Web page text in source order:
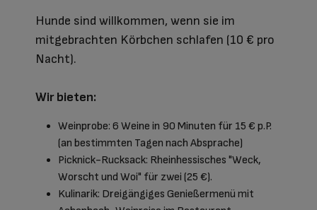
Hunde sind willkommen, wenn sie im
mitgebrachten Körbchen schlafen (10 € pro
Nacht).
Wir bieten:
Weinprobe: 6 Weine in 90 Minuten für 15 € p.P.
(an bestimmten Tagen nach Absprache)
Picknick-Rucksack: Rheinhessisches "Weck,
Worscht und Woi" für zwei (25 €).
Kulinarik: Dreigängiges Genießermenü mit